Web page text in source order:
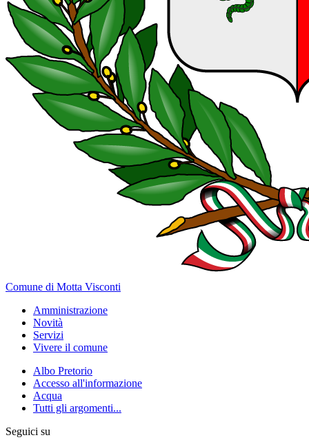
Comune di Motta Visconti
Amministrazione
Novità
Servizi
Vivere il comune
Albo Pretorio
Accesso all'informazione
Acqua
Tutti gli argomenti...
Seguici su